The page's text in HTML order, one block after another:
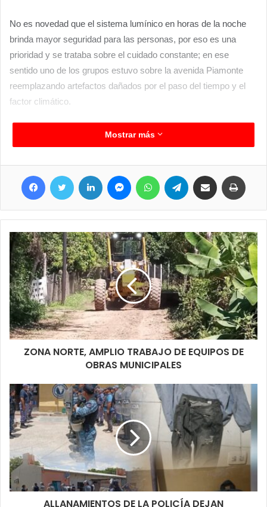
No es novedad que el sistema lumínico en horas de la noche
brinda mayor seguridad para las personas, por eso es una
prioridad y se trataba sobre el cuidado constante; en ese
sentido uno de los grupos estuvo sobre la avenida Piamonte
reemplazando artefactos dañados por el paso del tiempo y el
factor climático.
en estos lugares, y recientemente se procedió al reemplazo de
artefactos de sistema led del predio deportivo de las 300
viviendas, además se sumaron más lumínicas e inclusive se
ese amplio predio que de manera diaria tiene mucho
movimiento sea en las canchas de futbol o bien el propio playón
cubierto.
Mostrar más
ZONA NORTE, AMPLIO TRABAJO DE EQUIPOS DE
OBRAS MUNICIPALES
ALLANAMIENTOS DE LA POLICÍA DEJAN